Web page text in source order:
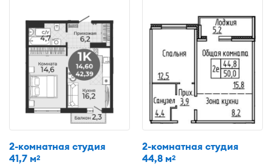
2-комнатная студия
41,7 м2
2-комнатная студия
44,8 м2